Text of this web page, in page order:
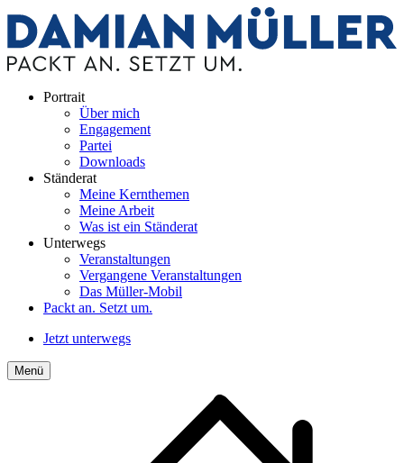
Portrait
Über mich
Engagement
Partei
Downloads
Ständerat
Meine Kernthemen
Meine Arbeit
Was ist ein Ständerat
Unterwegs
Veranstaltungen
Vergangene Veranstaltungen
Das Müller-Mobil
Packt an. Setzt um.
Jetzt unterwegs
Menü